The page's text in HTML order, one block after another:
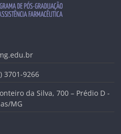
3701-9266
da Silva, 700 – Prédio D -
MG